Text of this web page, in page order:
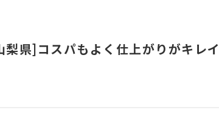
梨県]コスパもよく仕上がりがキレ